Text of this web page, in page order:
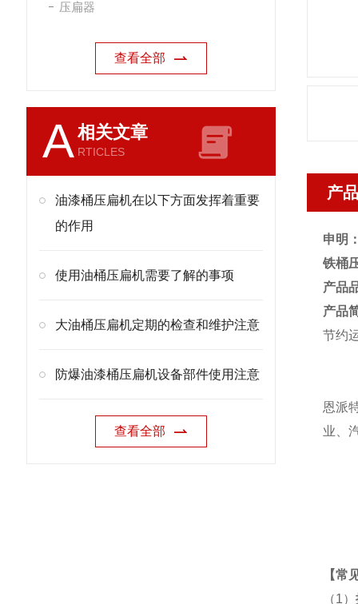
压扁器
查看全部
A相关文章
RTICLES
油漆桶压扁机在以下方面发挥着重要
的作用
使用油桶压扁机需要了解的事项
大油桶压扁机定期的检查和维护注意
防爆油漆桶压扁机设备部件使用注意
查看全部
产
申明
铁桶
产品
产品
节约
恩派
业、
【常
（1）